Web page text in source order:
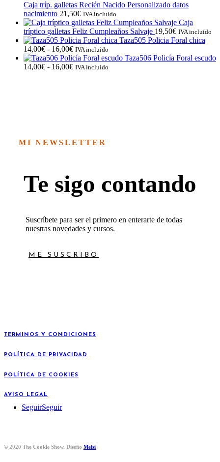
Caja tríp. galletas Recién Nacido Personalizado datos
nacimiento 21,50€ IVA incluído
Caja
tríptico galletas Feliz Cumpleaños Salvaje 19,50€ IVA incluído
Taza505 Policia Foral chica
14,00€ - 16,00€Rango
de
precios:
IVA incluído
Taza506 Policía Foral escudo
14,00€ - 16,00€Rango
IVA incluído
MI NEWSLETTER
Te sigo contando
Suscríbete para ser el primero en enterarte de todas
nuestras novedades y cursos.
ME SUSCRIBO
TERMINOS Y CONDICIONES
POLÍTICA DE PRIVACIDAD
POLÍTICA DE COOKIES
AVISO LEGAL
SeguirSeguir
© 2020 The Cookie Show. Diseño Meisi